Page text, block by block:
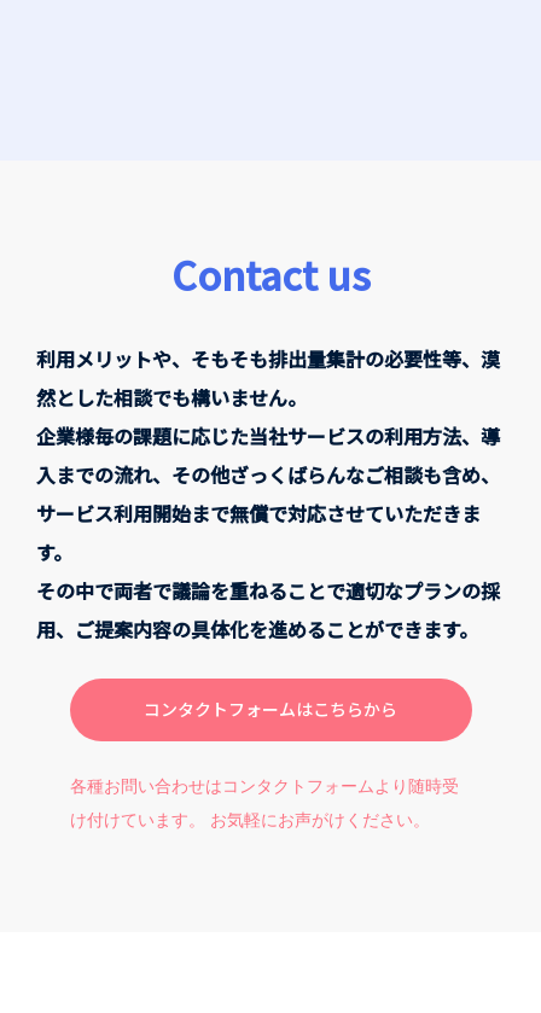
Contact us
利用メリットや、そもそも排出量集計の必要性等、漠
然とした相談でも構いません。
企業様毎の課題に応じた当社サービスの利用方法、導
入までの流れ、その他ざっくばらんなご相談も含め、
サービス利用開始まで無償で対応させていただきま
す。
その中で両者で議論を重ねることで適切なプランの採
用、ご提案内容の具体化を進めることができます。
コンタクトフォームはこちらから
各種お問い合わせはコンタクトフォームより随時受
け付けています。 お気軽にお声がけください。